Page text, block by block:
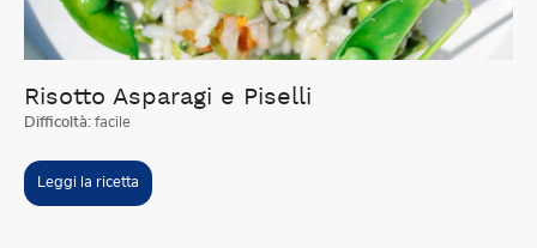
Risotto Asparagi e Piselli
Difficoltà: facile
Leggi la ricetta